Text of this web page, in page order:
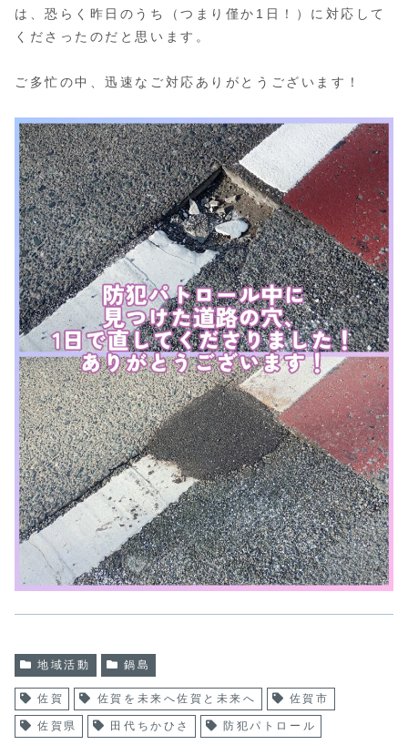
は、恐らく昨日のうち（つまり僅か1日！）に対応して
くださったのだと思います。
ご多忙の中、迅速なご対応ありがとうございます！
地域活動 鍋島
佐賀 佐賀を未来へ佐賀と未来へ 佐賀市
佐賀県 田代ちかひさ 防犯パトロール